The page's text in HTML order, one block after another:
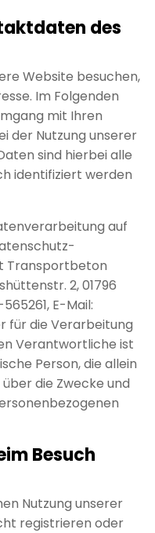
des
Website besuchen,
Im Folgenden
mit Ihren
der Nutzung unserer
sind hierbei alle
identifiziert werden
auf
Transportbeton
2, 01796
E-Mail:
für die Verarbeitung
Verantwortliche ist
Person, die allein
die Zwecke und
Besuch
Nutzung unserer
registrieren oder